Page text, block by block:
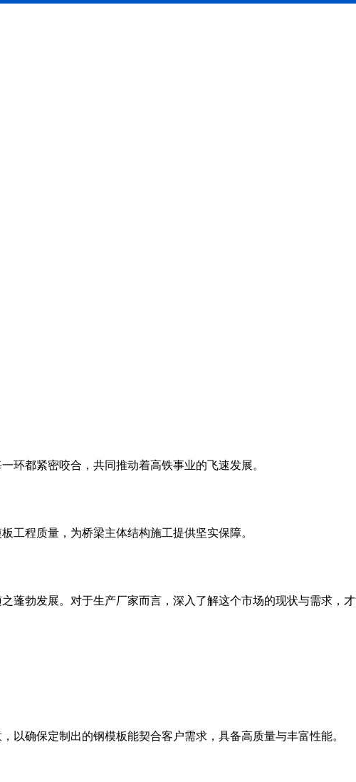
环都紧密咬合，共同推动着高铁事业的飞速发展。
工程质量，为桥梁主体结构施工提供坚实保障。
蓬勃发展。对于生产厂家而言，深入了解这个市场的现状与需求，
以确保定制出的钢模板能契合客户需求，具备高质量与丰富性能。